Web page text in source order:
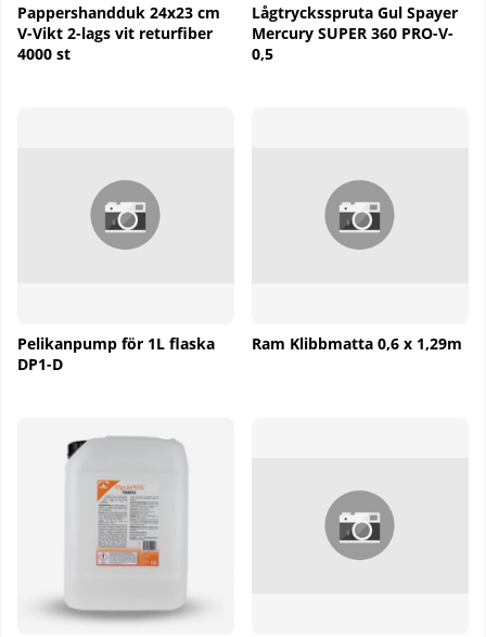
Pappershandduk 24x23 cm
V-Vikt 2-lags vit returfiber
4000 st
Lågtrycksspruta Gul Spayer
Mercury SUPER 360 PRO-V-
0,5
Pelikanpump för 1L flaska
DP1-D
Ram Klibbmatta 0,6 x 1,29m